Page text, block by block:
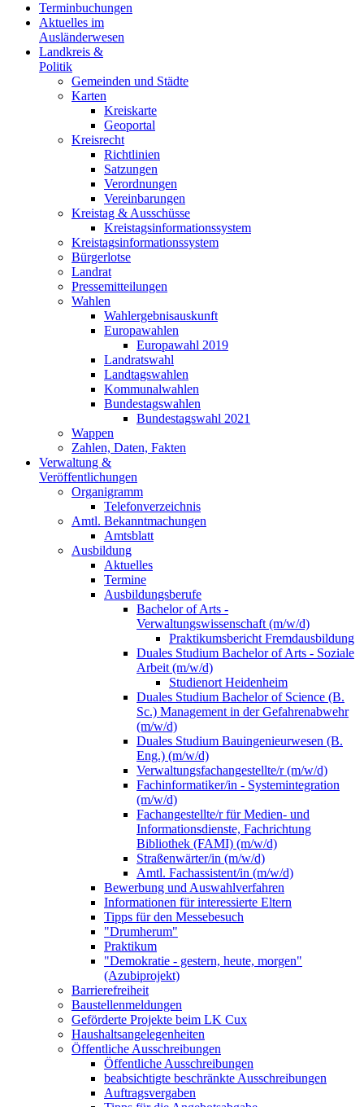
Terminbuchungen
Aktuelles im
Ausländerwesen
Landkreis &
Politik
Gemeinden und Städte
Karten
Kreiskarte
Geoportal
Kreisrecht
Richtlinien
Satzungen
Verordnungen
Vereinbarungen
Kreistag & Ausschüsse
Kreistagsinformationssystem
Kreistagsinformationssystem
Bürgerlotse
Landrat
Pressemitteilungen
Wahlen
Wahlergebnisauskunft
Europawahlen
Europawahl 2019
Landratswahl
Landtagswahlen
Kommunalwahlen
Bundestagswahlen
Bundestagswahl 2021
Wappen
Zahlen, Daten, Fakten
Verwaltung &
Veröffentlichungen
Organigramm
Telefonverzeichnis
Amtl. Bekanntmachungen
Amtsblatt
Ausbildung
Aktuelles
Termine
Ausbildungsberufe
Bachelor of Arts -
Verwaltungswissenschaft (m/w/d)
Praktikumsbericht Fremdausbildung
Duales Studium Bachelor of Arts - Soziale
Arbeit (m/w/d)
Studienort Heidenheim
Duales Studium Bachelor of Science (B.
Sc.) Management in der Gefahrenabwehr
(m/w/d)
Duales Studium Bauingenieurwesen (B.
Eng.) (m/w/d)
Verwaltungsfachangestellte/r (m/w/d)
Fachinformatiker/in - Systemintegration
(m/w/d)
Fachangestellte/r für Medien- und
Informationsdienste, Fachrichtung
Bibliothek (FAMI) (m/w/d)
Straßenwärter/in (m/w/d)
Amtl. Fachassistent/in (m/w/d)
Bewerbung und Auswahlverfahren
Informationen für interessierte Eltern
Tipps für den Messebesuch
"Drumherum"
Praktikum
"Demokratie - gestern, heute, morgen"
(Azubiprojekt)
Barrierefreiheit
Baustellenmeldungen
Geförderte Projekte beim LK Cux
Haushaltsangelegenheiten
Öffentliche Ausschreibungen
Öffentliche Ausschreibungen
beabsichtigte beschränkte Ausschreibungen
Auftragsvergaben